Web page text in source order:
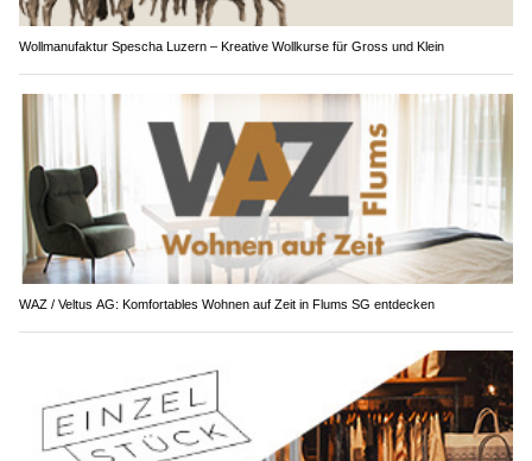
Wollmanufaktur Spescha Luzern – Kreative Wollkurse für Gross und Klein
WAZ / Veltus AG: Komfortables Wohnen auf Zeit in Flums SG entdecken